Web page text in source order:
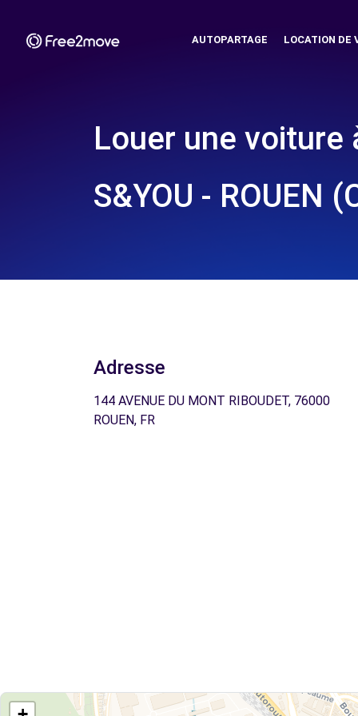
AUTOPARTAGE LOCATION DE
Louer une voiture
S&YOU - ROUEN
Adresse
144 AVENUE DU MONT RIBOUDET, 76000
ROUEN, FR